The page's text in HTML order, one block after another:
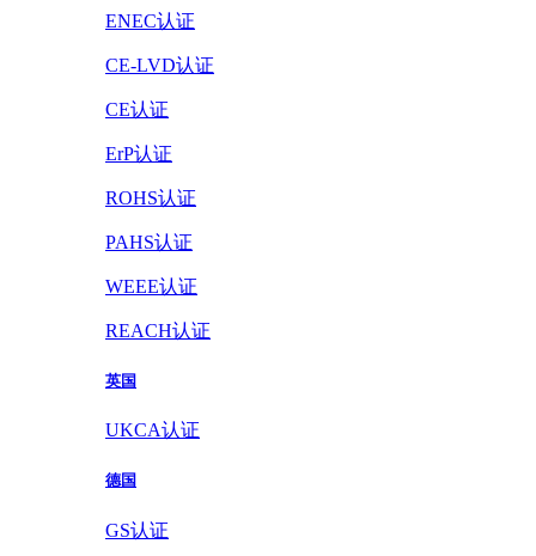
ENEC认证
CE-LVD认证
CE认证
ErP认证
ROHS认证
PAHS认证
WEEE认证
REACH认证
英国
UKCA认证
德国
GS认证